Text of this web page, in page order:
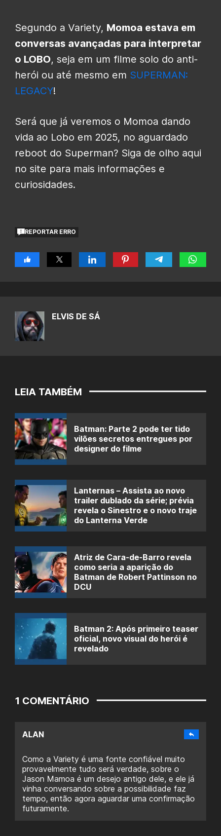
Segundo a Variety, Momoa estava em
conversas avançadas para interpretar
o LOBO, seja em um filme solo do anti-
herói ou até mesmo em SUPERMAN:
LEGACY!
Será que já veremos o Momoa dando
vida ao Lobo em 2025, no aguardado
reboot do Superman? Siga de olho aqui
no site para mais informações e
curiosidades.
REPORTAR ERRO
ELVIS DE SÁ
LEIA TAMBÉM
Batman: Parte 2 pode ter tido
vilões secretos entregues por
designer do filme
Lanternas – Assista ao novo
trailer dublado da série; prévia
revela o Sinestro e o novo traje
do Lanterna Verde
Atriz de Cara-de-Barro revela
como seria a aparição do
Batman de Robert Pattinson no
DCU
Batman 2: Após primeiro teaser
oficial, novo visual do herói é
revelado
1 COMENTÁRIO
ALAN
Como a Variety é uma fonte confiável muito
provavelmente tudo será verdade, sobre o
Jason Mamoa é um desejo antigo dele, e ele já
vinha conversando sobre a possibilidade faz
tempo, então agora aguardar uma confirmação
futuramente.